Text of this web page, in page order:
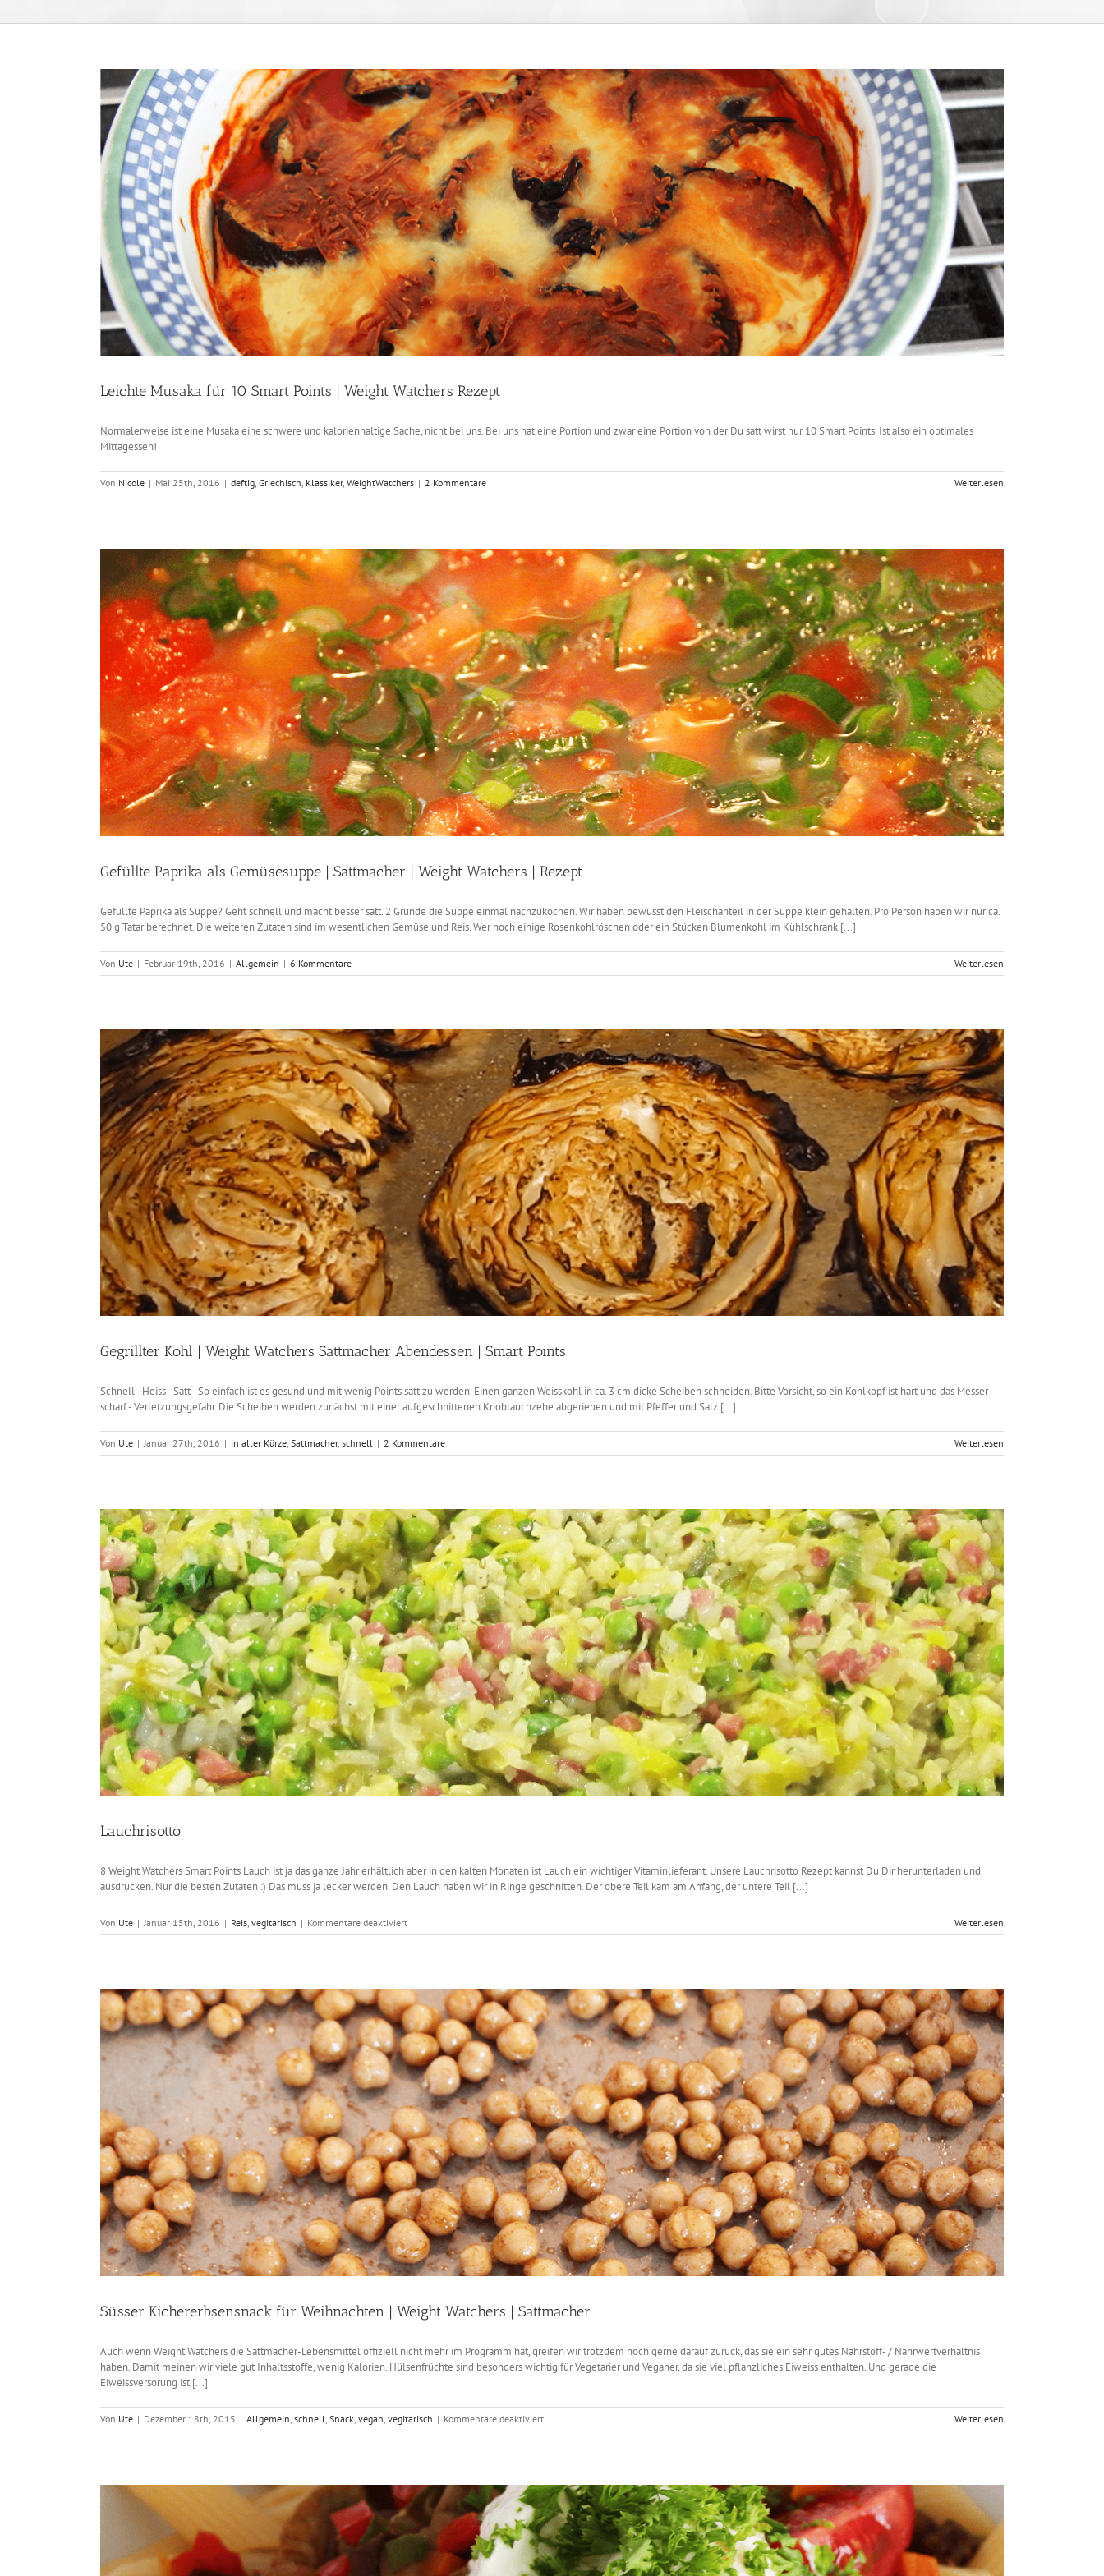
Leichte Musaka für 10 Smart Points | Weight Watchers Rezept
Normalerweise ist eine Musaka eine schwere und kalorienhaltige Sache, nicht bei uns. Bei uns hat eine Portion und zwar eine Portion von der Du satt wirst nur 10 Smart Points. Ist also ein optimales
Mittagessen!
Von Nicole | Mai 25th, 2016 | deftig, Griechisch, Klassiker, WeightWatchers | 2 Kommentare Weiterlesen
Gefüllte Paprika als Gemüsesuppe | Sattmacher | Weight Watchers | Rezept
Gefüllte Paprika als Suppe? Geht schnell und macht besser satt. 2 Gründe die Suppe einmal nachzukochen. Wir haben bewusst den Fleischanteil in der Suppe klein gehalten. Pro Person haben wir nur ca.
50 g Tatar berechnet. Die weiteren Zutaten sind im wesentlichen Gemüse und Reis. Wer noch einige Rosenkohlröschen oder ein Stücken Blumenkohl im Kühlschrank [...]
Von Ute | Februar 19th, 2016 | Allgemein | 6 Kommentare Weiterlesen
Gegrillter Kohl | Weight Watchers Sattmacher Abendessen | Smart Points
Schnell - Heiss - Satt - So einfach ist es gesund und mit wenig Points satt zu werden. Einen ganzen Weisskohl in ca. 3 cm dicke Scheiben schneiden. Bitte Vorsicht, so ein Kohlkopf ist hart und das Messer
scharf - Verletzungsgefahr. Die Scheiben werden zunächst mit einer aufgeschnittenen Knoblauchzehe abgerieben und mit Pfeffer und Salz [...]
Von Ute | Januar 27th, 2016 | in aller Kürze, Sattmacher, schnell | 2 Kommentare Weiterlesen
Lauchrisotto
8 Weight Watchers Smart Points Lauch ist ja das ganze Jahr erhältlich aber in den kalten Monaten ist Lauch ein wichtiger Vitaminlieferant. Unsere Lauchrisotto Rezept kannst Du Dir herunterladen und
ausdrucken. Nur die besten Zutaten :) Das muss ja lecker werden. Den Lauch haben wir in Ringe geschnitten. Der obere Teil kam am Anfang, der untere Teil [...]
Von Ute | Januar 15th, 2016 | Reis, vegitarisch | Kommentare deaktiviertfür
Lauchrisotto
Weiterlesen
Süsser Kichererbsensnack für Weihnachten | Weight Watchers | Sattmacher
Auch wenn Weight Watchers die Sattmacher-Lebensmittel offiziell nicht mehr im Programm hat, greifen wir trotzdem noch gerne darauf zurück, das sie ein sehr gutes Nährstoff- / Nährwertverhältnis
haben. Damit meinen wir viele gut Inhaltsstoffe, wenig Kalorien. Hülsenfrüchte sind besonders wichtig für Vegetarier und Veganer, da sie viel pflanzliches Eiweiss enthalten. Und gerade die
Eiweissversorung ist [...]
Von Ute | Dezember 18th, 2015 | Allgemein schnell Snack vegan vegitarisch | Kommentare deaktiviertfür
Süsser
|
Weight
Watchers
|
Sattmacher
Weiterlesen